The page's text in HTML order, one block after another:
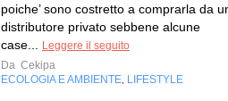
poiche’ sono costretto a comprarla da
distributore privato sebbene alcune
case... Leggere il seguito
Da Cekipa
ECOLOGIA E AMBIENTE, LIFESTYLE